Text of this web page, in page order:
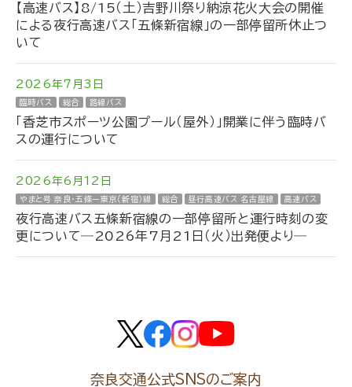
【高速バス】8/15（土）吉野川祭り納涼花火大会の開催
による夜行高速バス「五條新宿線」の一部停留所休止つ
いて
2026年7月3日
臨時バス 総合 路線バス
「香芝市スポーツ公園プール（屋外）」開業に伴う臨時バ
スの運行について
2026年6月12日
やまと号 奈良・五條ー東京（新宿）線 総合 昼行高速バス 名古屋線 高速バス
夜行高速バス五條新宿線の一部停留所と運行時刻の変
更について―2026年7月21日（火）出発便より―
奈良交通公式SNSのご案内